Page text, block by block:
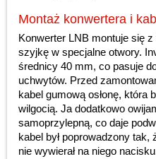
Montaż konwertera i
Konwerter LNB montuje się
szyjkę w specjalne otwory.
średnicy 40 mm, co pasuje
uchwytów. Przed
kabel gumową osłonę, która
wilgocią. Ja dodatkowo
samoprzylepną, co daje
kabel był poprowadzony tak,
nie wywierał na niego